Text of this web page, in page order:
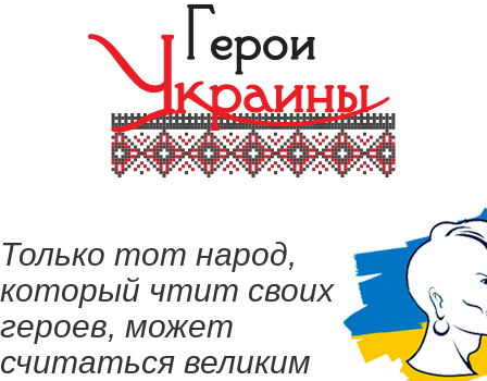
Только тот народ,
который чтит своих
героев, может
считаться великим